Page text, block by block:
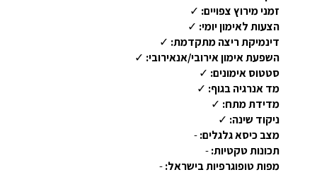
זמני מירוץ צפויים: ✓
הצעות לאימון יומי: ✓
דינמיקת ריצה מתקדמת: ✓
השפעת אימון אירובי/אנאירובי: ✓
סטטוס אימונים: ✓
מד אנרגיה בגוף: ✓
מדידת מתח: ✓
ניקוד שינה: ✓
מצב כיסא גלגלים:-
תכונות טקטיות:-
מפות טופוגרפיות בישראל:-